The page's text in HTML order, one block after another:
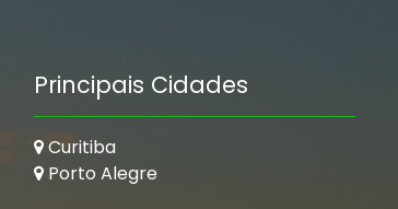
Principais Cidades
Curitiba
Porto Alegre